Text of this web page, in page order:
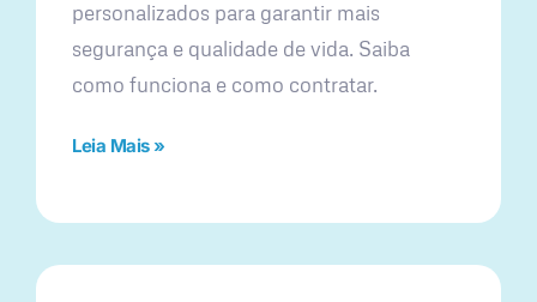
personalizados para garantir mais
segurança e qualidade de vida. Saiba
como funciona e como contratar.
Leia Mais »